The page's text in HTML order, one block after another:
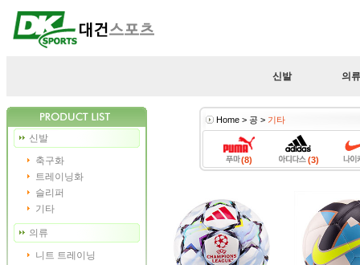
신발 의
신발
축구화
트레이닝화
슬리퍼
기타
의류
니트 트레이닝
Home > 공 > 기타
(8) (3)